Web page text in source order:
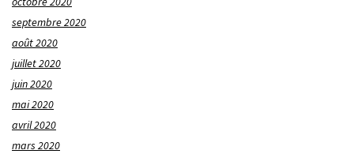
septembre 2020
août 2020
juillet 2020
juin 2020
mai 2020
avril 2020
mars 2020